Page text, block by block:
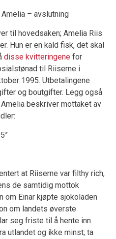
– avslutning
til hovedsaken; Amelia Riis
Hun er en kald fisk, det skal
disse kvitteringene for
til Riiserne i
1995. Utbetalingene
og boutgifter. Legg også
beskriver mottaket av
at Riiserne var filthy rich,
de samtidig mottok
om Einar kjøpte sjokoladen
om landets øverste
seg friste til å hente inn
utlandet og ikke minst; ta